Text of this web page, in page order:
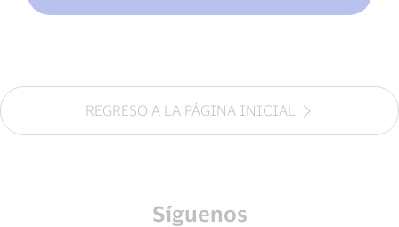
REGRESO A LA PÁGINA INICIAL
Síguenos